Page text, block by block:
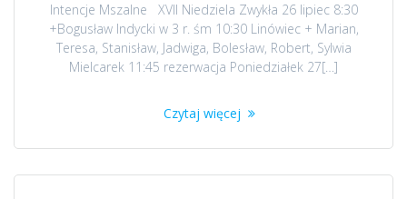
Intencje Mszalne XVII Niedziela Zwykła 26 lipiec 8:30
+Bogusław Indycki w 3 r. śm 10:30 Linówiec + Marian,
Teresa, Stanisław, Jadwiga, Bolesław, Robert, Sylwia
Mielcarek 11:45 rezerwacja Poniedziałek 27[…]
Czytaj więcej